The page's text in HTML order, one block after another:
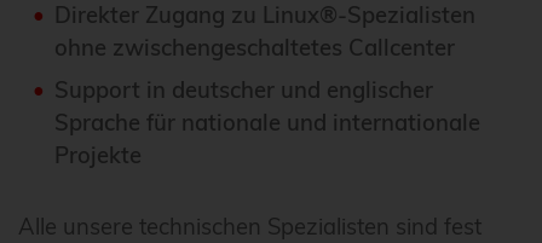
Direkter Zugang zu Linux®-Spezialisten
ohne zwischengeschaltetes Callcenter
Support in deutscher und englischer
Sprache für nationale und internationale
Projekte
Alle unsere technischen Spezialisten sind fest